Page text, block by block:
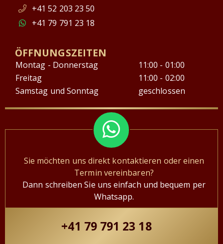
+41 52 203 23 50
+41 79 791 23 18
ÖFFNUNGSZEITEN
Montag - Donnerstag
11:00 - 01:00
Freitag
11:00 - 02:00
Samstag und Sonntag
geschlossen
Sie möchten uns direkt kontaktieren oder einen
Termin vereinbaren?
Dann schreiben Sie uns einfach und bequem per
Whatsapp.
+41 79 791 23 18